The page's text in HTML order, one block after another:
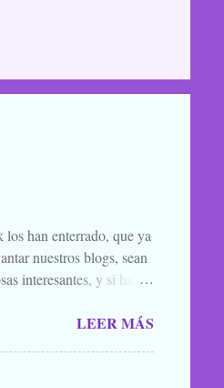
han enterrado, que ya
nuestros blogs, sean
interesantes, y si hace
amigos, blogueros en
LEER MÁS